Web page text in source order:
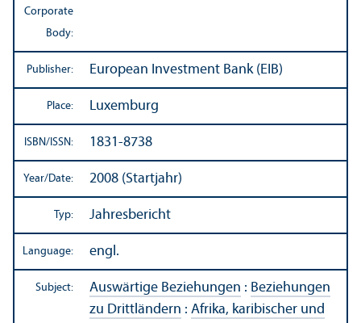
Corporate
Body:
Publisher: European Investment Bank (EIB)
Place: Luxemburg
ISBN/ISSN: 1831-8738
Year/Date: 2008 (Startjahr)
Typ: Jahresbericht
Language: engl.
Subject: Auswärtige Beziehungen : Beziehungen
zu Drittländern : Afrika, karibischer und